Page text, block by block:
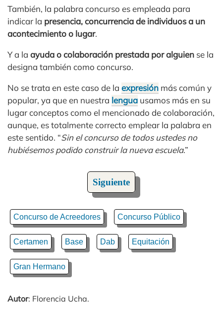
También, la palabra concurso es empleada para
indicar la presencia, concurrencia de individuos a un
acontecimiento o lugar.
Y a la ayuda o colaboración prestada por alguien se la
designa también como concurso.
No se trata en este caso de la expresión más común y
popular, ya que en nuestra lengua usamos más en su
lugar conceptos como el mencionado de colaboración,
aunque, es totalmente correcto emplear la palabra en
este sentido. “Sin el concurso de todos ustedes no
hubiésemos podido construir la nueva escuela.”
Siguiente
Concurso de Acreedores Concurso Público
Certamen Base Dab Equitación
Gran Hermano
Autor: Florencia Ucha.